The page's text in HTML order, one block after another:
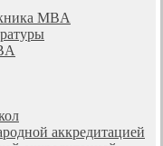
MBA
аккредитацией